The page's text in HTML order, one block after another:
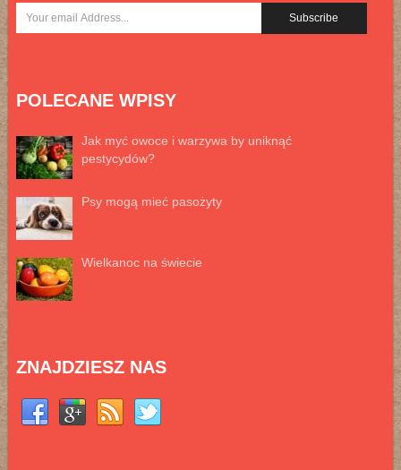
POLECANE WPISY
Jak myć owoce i warzywa by uniknąć
pestycydów?
Psy mogą mieć pasożyty
Wielkanoc na świecie
ZNAJDZIESZ NAS